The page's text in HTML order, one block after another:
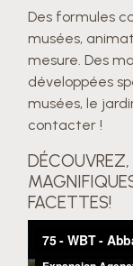
Des formules
musées,
mesure. Des
développées
musées, le
contacter !
FACETTES!